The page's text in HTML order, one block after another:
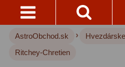
Kontakty
Akce!
AstroObchod.sk ›
Ritchey-Chretien